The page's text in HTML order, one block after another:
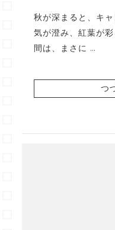
秋が深まると、キ
気が澄み、紅葉が
間は、まさに …
つ